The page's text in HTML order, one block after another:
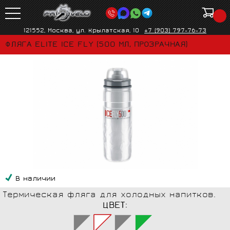
121552, Москва, ул. Крылатская, 10 +7 (903) 797-76-73
ФЛЯГА ELITE ICE FLY (500 МЛ, ПРОЗРАЧНАЯ)
В наличии
Термическая фляга для холодных напитков.
ЦВЕТ: